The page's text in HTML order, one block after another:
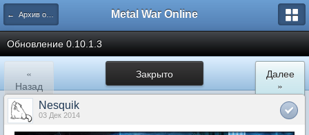
← Архив обновлений Metal War Online
Обновление 0.10.1.3
Закрыто
«
Назад
Далее
»
Nesquik
03 Дек 2014